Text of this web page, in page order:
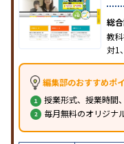
教
対1
編集部のおすすめポ
授業形式、授業時間
毎月無料のオリジナ